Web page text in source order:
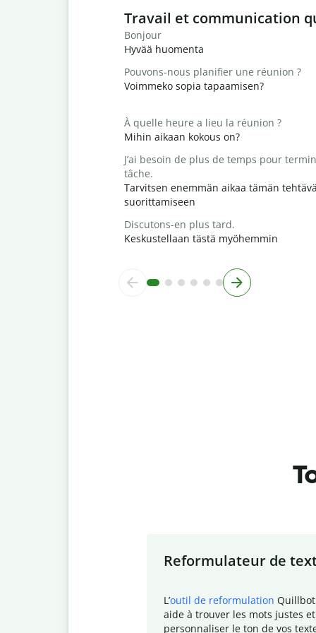
Slide 1 of 6
Travail et communication
Bonjour
Hyvää huomenta
Pouvons-nous planifier une réunion ?
Voimmeko sopia tapaamisen?
À quelle heure a lieu la réunion ?
Mihin aikaan kokous on?
J’ai besoin de plus de temps pour
tâche.
Tarvitsen enemmän aikaa tämän
suorittamiseen
Discutons-en plus tard.
Keskustellaan tästä myöhemmin
Reformulateur de
L ’outil de reformulation
aide à trouver les mots justes
personnaliser le ton de vos